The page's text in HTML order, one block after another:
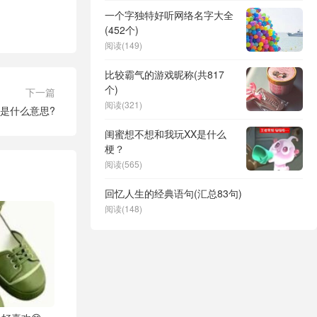
下一篇
什么意思?
一个字独特好听网络名字大全
(452个)
阅读(149)
比较霸气的游戏昵称(共817
个)
阅读(321)
闺蜜想不想和我玩XX是什么
梗？
阅读(565)
回忆人生的经典语句(汇总83句)
阅读(148)